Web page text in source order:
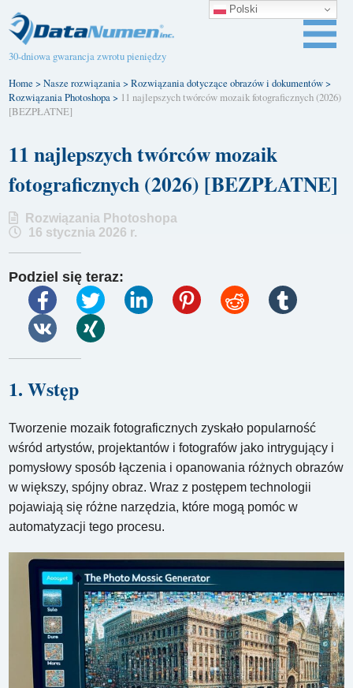
30-dniowa gwarancja zwrotu pieniędzy
Home >Nasze rozwiązania>Rozwiązania dotyczące obrazów i dokumentów>
Rozwiązania Photoshopa> 11 najlepszych twórców mozaik fotograficznych (2026)
[BEZPŁATNE]
11 najlepszych twórców mozaik
fotograficznych (2026) [BEZPŁATNE]
Rozwiązania Photoshopa
16 stycznia 2026 r.
Podziel się teraz:
1. Wstęp
Tworzenie mozaik fotograficznych zyskało popularność
wśród artystów, projektantów i fotografów jako intrygujący i
pomysłowy sposób łączenia i opanowania różnych obrazów
w większy, spójny obraz. Wraz z postępem technologii
pojawiają się różne narzędzia, które mogą pomóc w
automatyzacji tego procesu.
Polski